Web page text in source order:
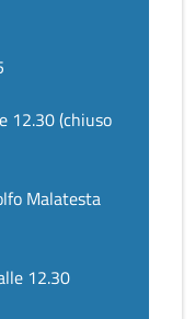
12.30 (chiuso
Malatesta
12.30